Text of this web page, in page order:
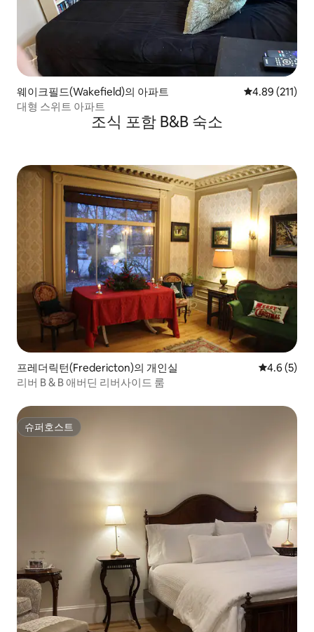
웨이크필드(Wakefield)의 아파트 평점 4.89점(5
4.89 (211)
대형 스위트 아파트
조식 포함 B&B 숙소
프레더릭턴(Fredericton)의 개인실 평점 4.6점
4.6 (5)
리버 B & B 애버딘 리버사이드 룸
슈퍼호스트
슈퍼호스트